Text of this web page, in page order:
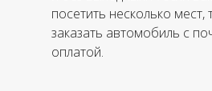
посетить несколько
заказать автомобиль с
оплатой.